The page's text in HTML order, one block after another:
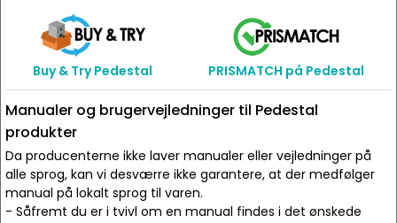
Buy & Try Pedestal PRISMATCH på Pedestal
Manualer og brugervejledninger til Pedestal
produkter
Da producenterne ikke laver manualer eller vejledninger på
alle sprog, kan vi desværre ikke garantere, at der medfølger
manual på lokalt sprog til varen.
- Såfremt du er i tvivl om en manual findes i det ønskede